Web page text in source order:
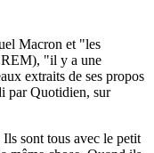
Macron et "les
"il y a une
extraits de ses propos
par Quotidien, sur
sont tous avec le petit